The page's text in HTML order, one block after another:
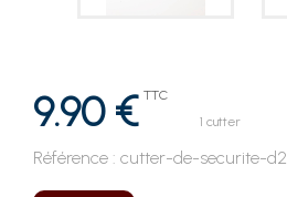
9.90 € TTC
1 cutter
Référence : cutter-de-securite-